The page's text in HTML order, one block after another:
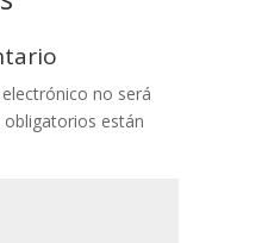
no será
están